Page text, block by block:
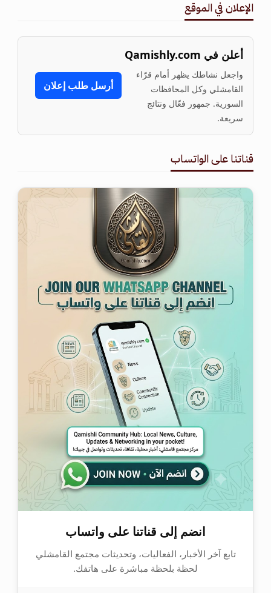
الإعلان في الموقع
أعلن في Qamishly.com
واجعل نشاطك يظهر أمام قرّاء
القامشلي وكل المحافظات
السورية. جمهور فعّال ونتائج
سريعة.
أرسل طلب إعلان
قناتنا على الواتساب
انضم إلى قناتنا على واتساب
تابع آخر الأخبار، الفعاليات، وتحديثات مجتمع القامشلي
لحظة بلحظة مباشرة على هاتفك.